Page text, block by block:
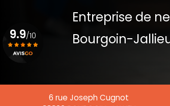
Entreprise de
Bourgoin-
6 rue Joseph Cugnot
9.9/10